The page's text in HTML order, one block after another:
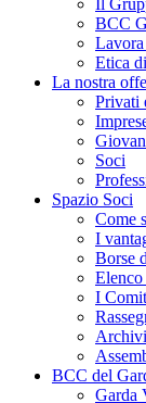
Il
BCC
Etica
La nostra
Privati
Soci
Spazio Soci
Come
I
Borse
I
BCC del
Garda